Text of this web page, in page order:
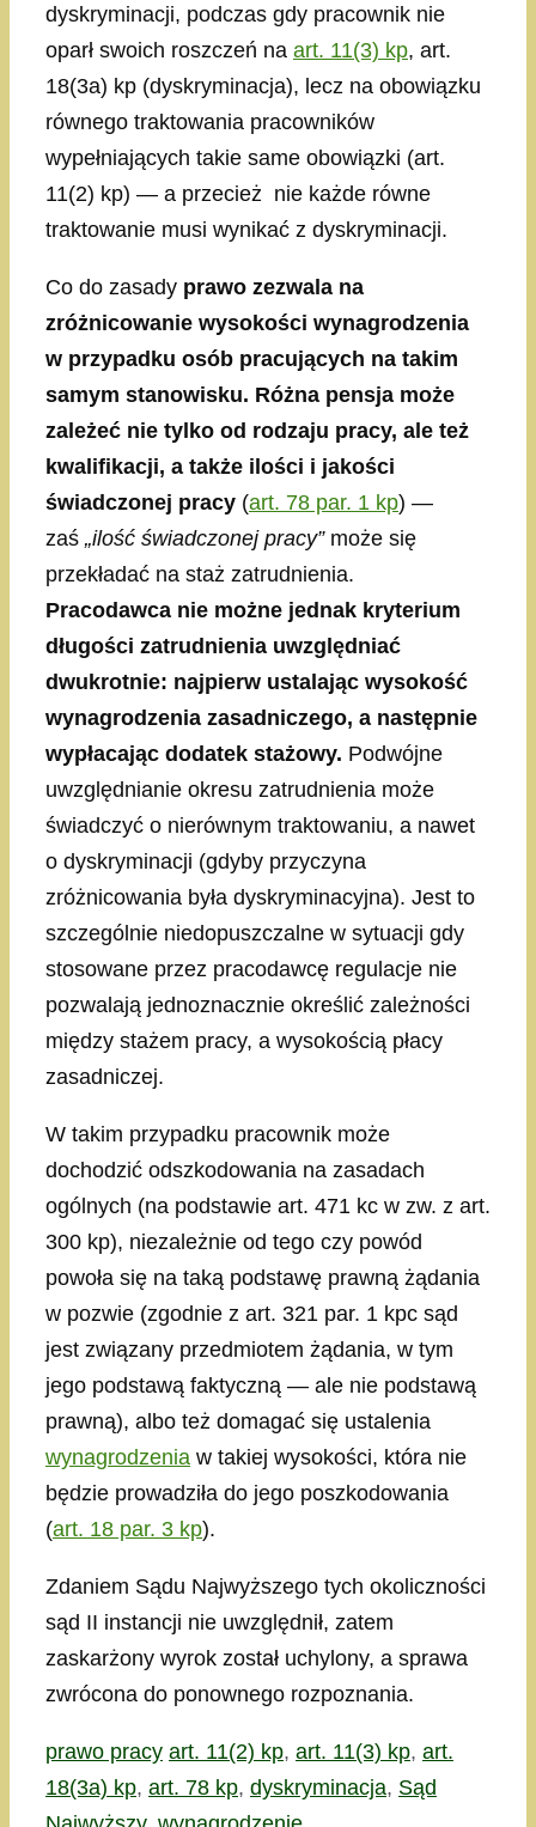
dyskryminacji, podczas gdy pracownik nie
oparł swoich roszczeń na art. 11(3) kp, art.
18(3a) kp (dyskryminacja), lecz na obowiązku
równego traktowania pracowników
wypełniających takie same obowiązki (art.
11(2) kp) — a przecież nie każde równe
traktowanie musi wynikać z dyskryminacji.
Co do zasady prawo zezwala na
zróżnicowanie wysokości wynagrodzenia
w przypadku osób pracujących na takim
samym stanowisku. Różna pensja może
zależeć nie tylko od rodzaju pracy, ale też
kwalifikacji, a także ilości i jakości
świadczonej pracy (art. 78 par. 1 kp) —
zaś „ilość świadczonej pracy”może się
przekładać na staż zatrudnienia.
Pracodawca nie możne jednak kryterium
długości zatrudnienia uwzględniać
dwukrotnie: najpierw ustalając wysokość
wynagrodzenia zasadniczego, a następnie
wypłacając dodatek stażowy. Podwójne
uwzględnianie okresu zatrudnienia może
świadczyć o nierównym traktowaniu, a nawet
o dyskryminacji (gdyby przyczyna
zróżnicowania była dyskryminacyjna). Jest to
szczególnie niedopuszczalne w sytuacji gdy
stosowane przez pracodawcę regulacje nie
pozwalają jednoznacznie określić zależności
między stażem pracy, a wysokością płacy
zasadniczej.
W takim przypadku pracownik może
dochodzić odszkodowania na zasadach
ogólnych (na podstawie art. 471 kc w zw. z art.
300 kp), niezależnie od tego czy powód
powoła się na taką podstawę prawną żądania
w pozwie (zgodnie z art. 321 par. 1 kpc sąd
jest związany przedmiotem żądania, w tym
jego podstawą faktyczną — ale nie podstawą
prawną), albo też domagać się ustalenia
wynagrodzenia w takiej wysokości, która nie
będzie prowadziła do jego poszkodowania
(art. 18 par. 3 kp).
Zdaniem Sądu Najwyższego tych okoliczności
sąd II instancji nie uwzględnił, zatem
zaskarżony wyrok został uchylony, a sprawa
zwrócona do ponownego rozpoznania.
Kategorie
prawo pracy Tagi
art. 11(2) kp, art. 11(3) kp, art.
18(3a) kp, art. 78 kp, dyskryminacja, Sąd